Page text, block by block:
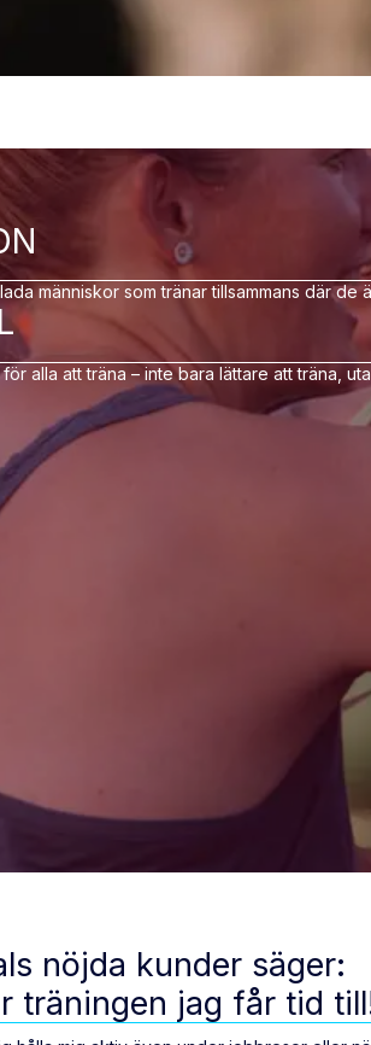
människor som tränar tillsammans där de
alla att träna – inte bara lättare att träna,
nöjda kunder säger:
träningen jag får tid